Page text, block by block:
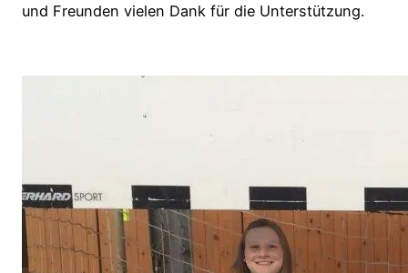
und Freunden vielen Dank für die Unterstützung.